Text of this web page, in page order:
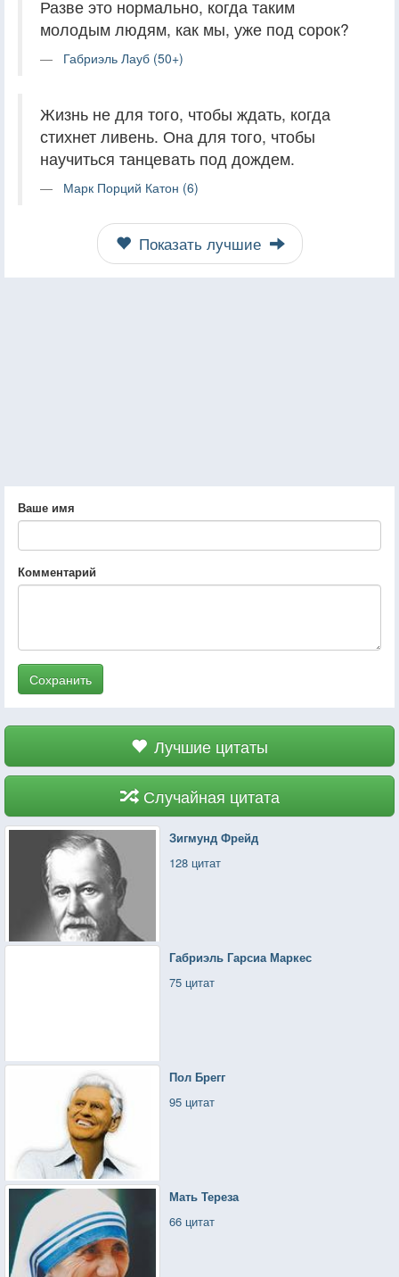
Разве это нормально, когда таким
молодым людям, как мы, уже под сорок?
Габриэль Лауб (50+)
Жизнь не для того, чтобы ждать, когда
стихнет ливень. Она для того, чтобы
научиться танцевать под дождем.
Марк Порций Катон (6)
Показать лучшие
Ваше имя
Комментарий
Сохранить
Лучшие цитаты
Случайная цитата
Зигмунд Фрейд
128 цитат
Габриэль Гарсиа Маркес
75 цитат
Пол Брегг
95 цитат
Мать Тереза
66 цитат